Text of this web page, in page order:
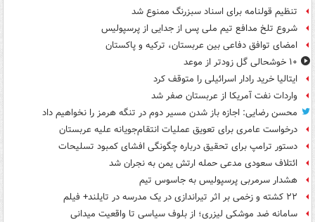
تنظیم قولنامه برای اسناد سبزرنگ ممنوع شد
شروع تلخ مدافع تیم ملی پس از جدایی از پرسپولیس
امضای توافق دفاعی بین عربستان، ترکیه و پاکستان
۱۰ خوشحالی گل زودتر از موعد
ایتالیا خرید رادار اسرائیلی را متوقف کرد
واردات نفت آمریکا از عربستان صفر شد
محسن رضایی: اجازه باز شدن مسیر دوم در تنگه هرمز را نخواهیم داد
درخواست عامری برای تعویق عملیات انتقام‌جویانه علیه عربستان
دستور ترامپ برای تحقیق درباره چگونگی افشای کمبود تسلیحات
ائتلاف سعودی مدعی حمله ارتش یمن به نجران شد
هشدار سرمربی پرسپولیس به جاسوس تیم
۲۲ کشته و زخمی بر اثر تیراندازی در یک مدرسه در تایلند+ فیلم
سامانه ضد موشکی لیزری؛ از بلوف سیاسی تا واقعیت میدانی